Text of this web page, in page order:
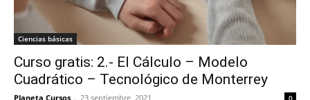
Ciencias básicas
Curso gratis: 2.- El Cálculo – Modelo
Cuadrático – Tecnológico de Monterrey
Planeta Cursos - 23 septiembre, 2021 0